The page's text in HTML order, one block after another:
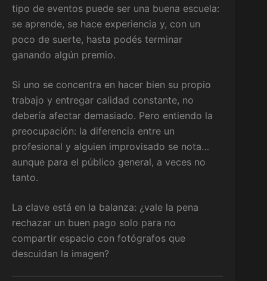
tipo de eventos puede ser una buena escuela:
se aprende, se hace experiencia y, con un
poco de suerte, hasta podés terminar
ganando algún premio.
Si uno se concentra en hacer bien su propio
trabajo y entregar calidad constante, no
debería afectar demasiado. Pero entiendo la
preocupación: la diferencia entre un
profesional y alguien improvisado se nota…
aunque para el público general, a veces no
tanto.
La clave está en la balanza: ¿vale la pena
rechazar un buen pago solo para no
compartir espacio con fotógrafos que
descuidan la imagen?